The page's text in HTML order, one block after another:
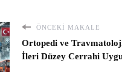
ÖNCEKI MAKALE
Ortopedi ve
İleri Düzey Cerrahi